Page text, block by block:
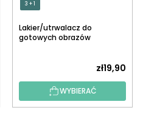
3 + 1
Lakier/utrwalacz do
gotowych obrazów
zł19,90
WYBIERAĆ